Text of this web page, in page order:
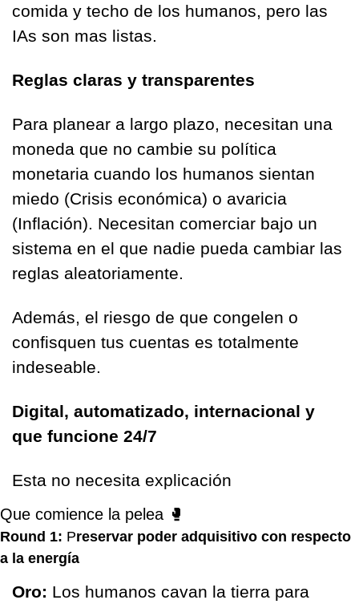
comida y techo de los humanos, pero las
IAs son mas listas.
Reglas claras y transparentes
Para planear a largo plazo, necesitan una
moneda que no cambie su política
monetaria cuando los humanos sientan
miedo (Crisis económica) o avaricia
(Inflación). Necesitan comerciar bajo un
sistema en el que nadie pueda cambiar las
reglas aleatoriamente.
Además, el riesgo de que congelen o
confisquen tus cuentas es totalmente
indeseable.
Digital, automatizado, internacional y
que funcione 24/7
Esta no necesita explicación
Que comience la pelea 🥊
Round 1: Preservar poder adquisitivo con respecto
a la energía
Oro: Los humanos cavan la tierra para